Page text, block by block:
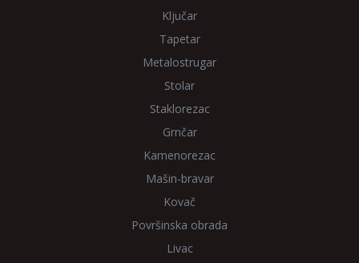
Ključar
Tapetar
Metalostrugar
Stolar
Staklorezac
Grnčar
Kamenorezac
Mašin-bravar
Kovač
Površinska obrada
Livac